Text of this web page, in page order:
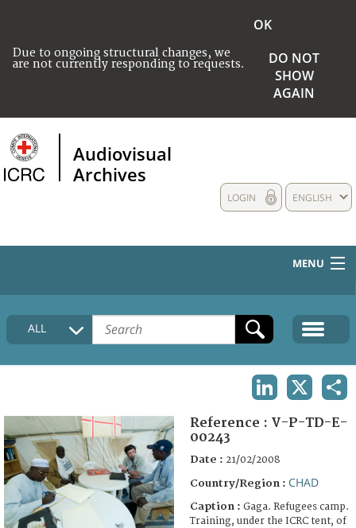
Due to ongoing structural changes, we
are not currently responding to requests.
OK
DO NOT
SHOW
AGAIN
Audiovisual
Archives
ENGLISH
LOGIN
MENU
HOME
COLLECTIONS DESCRIPTION
FAQ
ALL
Reference : V-P-TD-E-
00243
Date : 21/02/2008
Country/Region : CHAD
Caption : Gaga. Refugees camp.
Training, under the ICRC tent, of